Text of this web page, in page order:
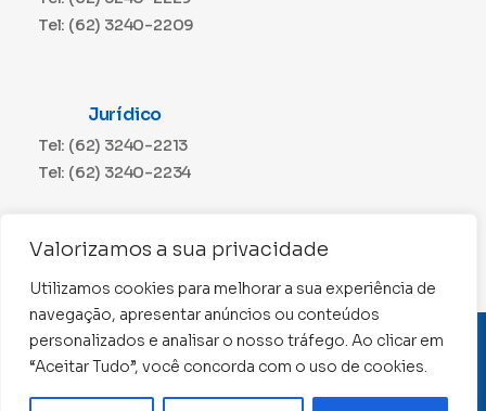
Valorizamos a sua privacidade
Utilizamos cookies para melhorar a sua experiência de
navegação, apresentar anúncios ou conteúdos
personalizados e analisar o nosso tráfego. Ao clicar em
“Aceitar Tudo”, você concorda com o uso de cookies.
Tel: (62) 3240-2209
Jurídico
Tel: (62) 3240-2213
Tel: (62) 3240-2234
Tel: (62) 3240-2230
CNPJ: 01.015.676/0001-11
Conselho Regional de Contabilidade de Goiás 2022 –
Todos os direitos reservados